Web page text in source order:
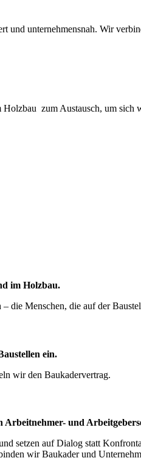
unternehmensnah. Wir
zum Austausch, um
im Holzbau.
die Menschen, die auf der
ein.
wir den Baukadervertrag.
und
setzen auf Dialog statt
wir Baukader und